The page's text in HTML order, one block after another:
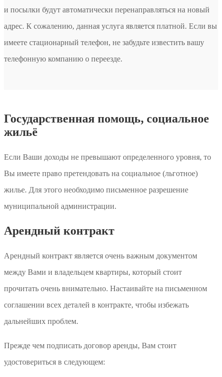
и посылки будут автоматически перенаправляться на новый
адрес. К сожалению, данная услуга является платной. Если вы
имеете стационарный телефон, не забудьте известить вашу
телефонную компанию о переезде.
Государственная помощь, социальное
жильё
Если Ваши доходы не превышают определенного уровня, то
Вы имеете право претендовать на социальное (льготное)
жилье. Для этого необходимо письменное разрешение
муниципальной администрации.
Арендный контракт
Арендный контракт является очень важным документом
между Вами и владельцем квартиры, который стоит
прочитать очень внимательно. Настаивайте на письменном
соглашении всех деталей в контракте, чтобы избежать
дальнейших проблем.
Прежде чем подписать договор аренды, Вам стоит
удостовериться в следующем: